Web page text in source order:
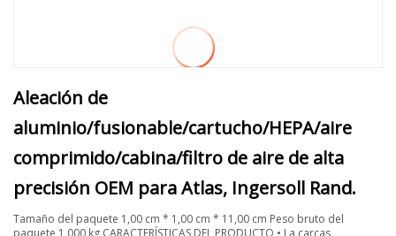
Aleación de
aluminio/fusionable/cartucho/HEPA/aire
comprimido/cabina/filtro de aire de alta
precisión OEM para Atlas, Ingersoll Rand.
Tamaño del paquete 1,00 cm * 1,00 cm * 11,00 cm Peso bruto del
paquete 1,000 kg CARACTERÍSTICAS DEL PRODUCTO • La carcas